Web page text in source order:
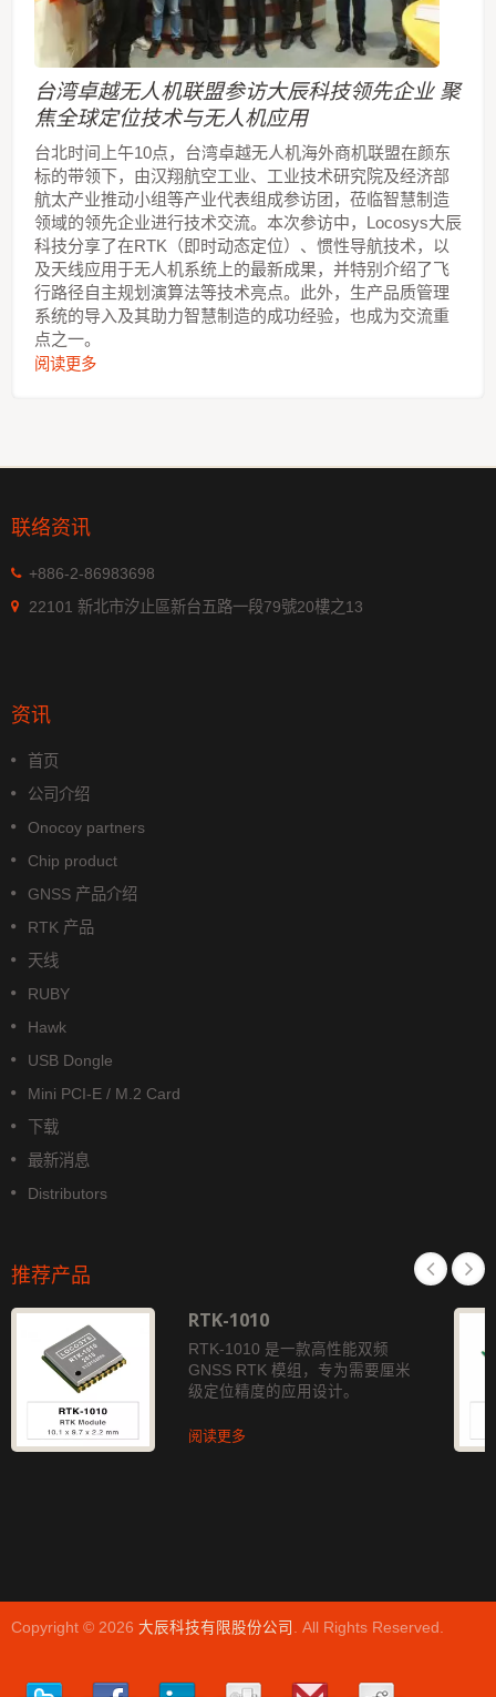
台湾卓越无人机联盟参访大辰科技领先企业 聚
焦全球定位技术与无人机应用
台北时间上午10点，台湾卓越无人机海外商机联盟在颜东
标的带领下，由汉翔航空工业、工业技术研究院及经济部
航太产业推动小组等产业代表组成参访团，莅临智慧制造
领域的领先企业进行技术交流。本次参访中，Locosys大辰
科技分享了在RTK（即时动态定位）、惯性导航技术，以
及天线应用于无人机系统上的最新成果，并特别介绍了飞
行路径自主规划演算法等技术亮点。此外，生产品质管理
系统的导入及其助力智慧制造的成功经验，也成为交流重
点之一。
阅读更多
联络资讯
+886-2-86983698
22101 新北市汐止區新台五路一段79號20樓之13
资讯
首页
公司介绍
Onocoy partners
Chip product
GNSS 产品介绍
RTK 产品
天线
RUBY
Hawk
USB Dongle
Mini PCI-E / M.2 Card
下载
最新消息
Distributors
推荐产品
RTK-1010
RTK-1010 是一款高性能双频
GNSS RTK 模组，专为需要厘米
级定位精度的应用设计。
阅读更多
Copyright © 2026 大辰科技有限股份公司 . All Rights Reserved.